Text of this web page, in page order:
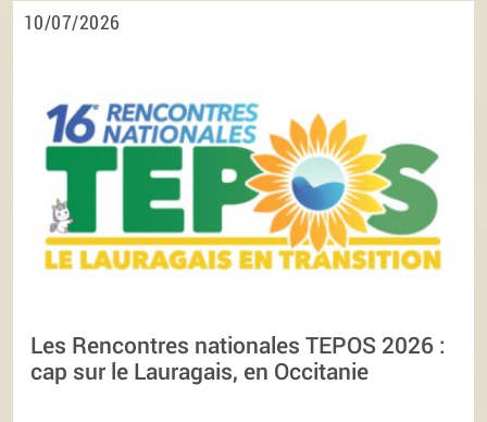
10/07/2026
Les Rencontres nationales TEPOS 2026 :
cap sur le Lauragais, en Occitanie